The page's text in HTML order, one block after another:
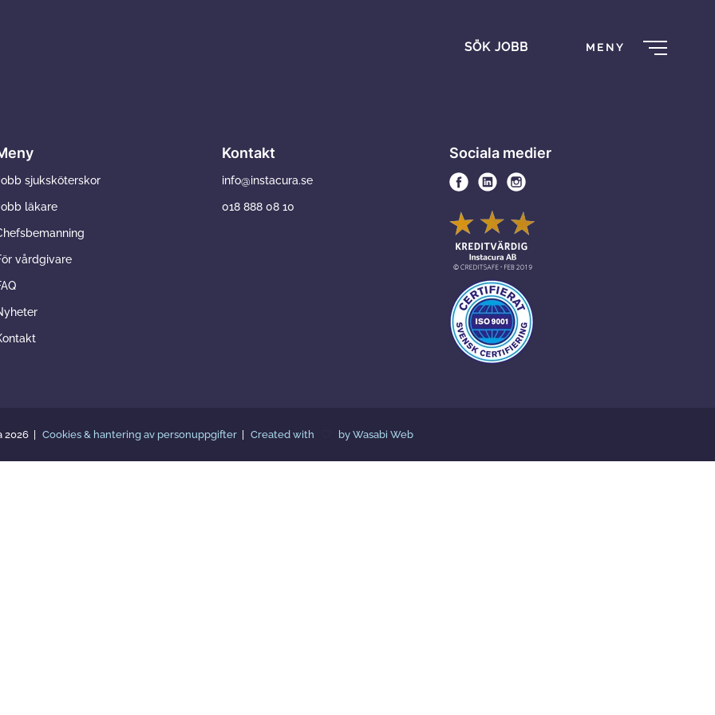
SÖK JOBB MENY
sjuksköterskor
läkare
vårdgivare
Kontakt
info@instacura.se
018 888 08 10
Sociala medier
2026 Cookies & hantering av personuppgifter Created with by Wasabi Web